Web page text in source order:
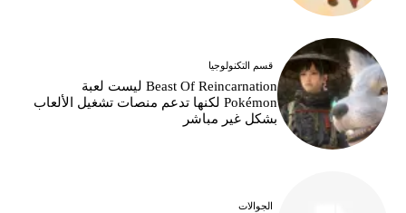
قسم التكنولوجيا
Beast Of Reincarnation ليست لعبة
Pokémon لكنها تدعم منصات تشغيل الألعاب
بشكل غير مباشر
الجوالات